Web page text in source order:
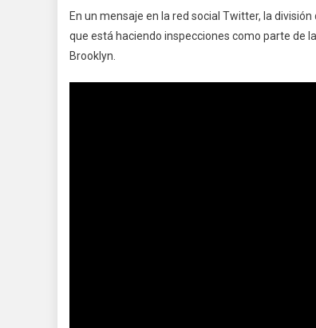
En un mensaje en la red social Twitter, la
que está haciendo inspecciones como parte de
Brooklyn.